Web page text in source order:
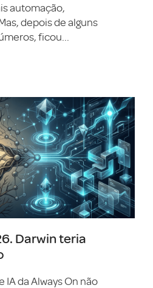
automação,
depois de alguns
ficou...
Darwin teria
IA da Always On não